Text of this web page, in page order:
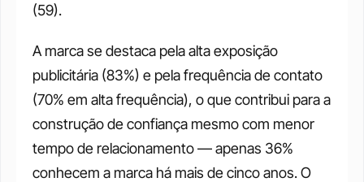
(59).
A marca se destaca pela alta exposição
publicitária (83%) e pela frequência de contato
(70% em alta frequência), o que contribui para a
construção de confiança mesmo com menor
tempo de relacionamento — apenas 36%
conhecem a marca há mais de cinco anos. O